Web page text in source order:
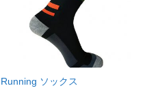
Running ソックス